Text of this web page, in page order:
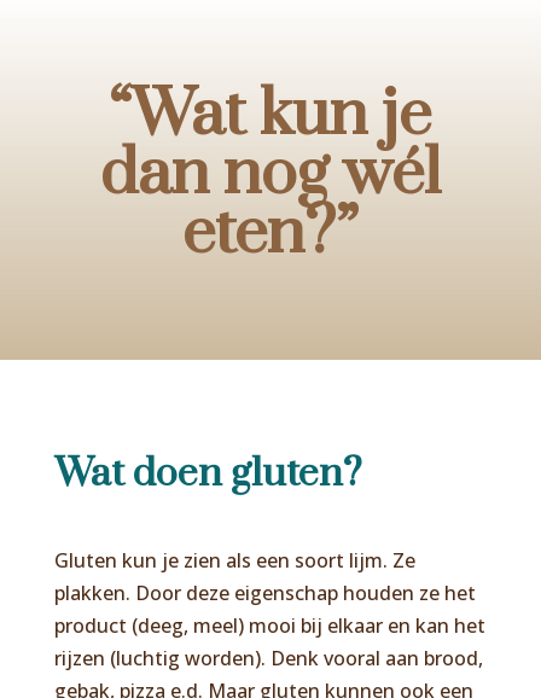
“Wat kun je
dan nog wél
eten?”
Wat doen gluten?
Gluten kun je zien als een soort lijm. Ze
plakken. Door deze eigenschap houden ze het
product (deeg, meel) mooi bij elkaar en kan het
rijzen (luchtig worden). Denk vooral aan brood,
gebak, pizza e.d. Maar gluten kunnen ook een